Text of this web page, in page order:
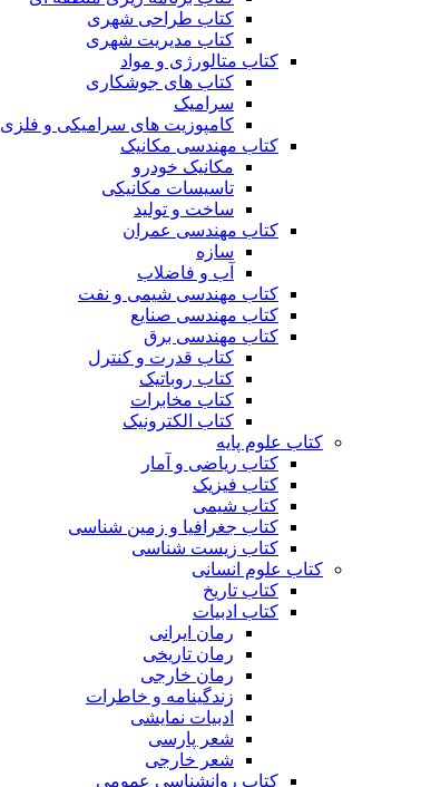
کتاب طراحی شهری
کتاب مدیریت شهری
کتاب متالورژی و مواد
کتاب های جوشکاری
سرامیک
کامپوزیت های سرامیکی و فلزی
کتاب مهندسی مکانیک
مکانیک خودرو
تاسیسات مکانیکی
ساخت و تولید
کتاب مهندسی عمران
سازه
آب و فاضلاب
کتاب مهندسی شیمی و نفت
کتاب مهندسی صنایع
کتاب مهندسی برق
کتاب قدرت و کنترل
کتاب روباتیک
کتاب مخابرات
کتاب الکترونیک
کتاب علوم پایه
کتاب ریاضی و آمار
کتاب فیزیک
کتاب شیمی
کتاب جغرافیا و زمین شناسی
کتاب زیست شناسی
کتاب علوم انسانی
کتاب تاریخ
کتاب ادبیات
رمان ایرانی
رمان تاریخی
رمان خارجی
زندگینامه و خاطرات
ادبیات نمایشی
شعر پارسی
شعر خارجی
کتاب روانشناسی عمومی